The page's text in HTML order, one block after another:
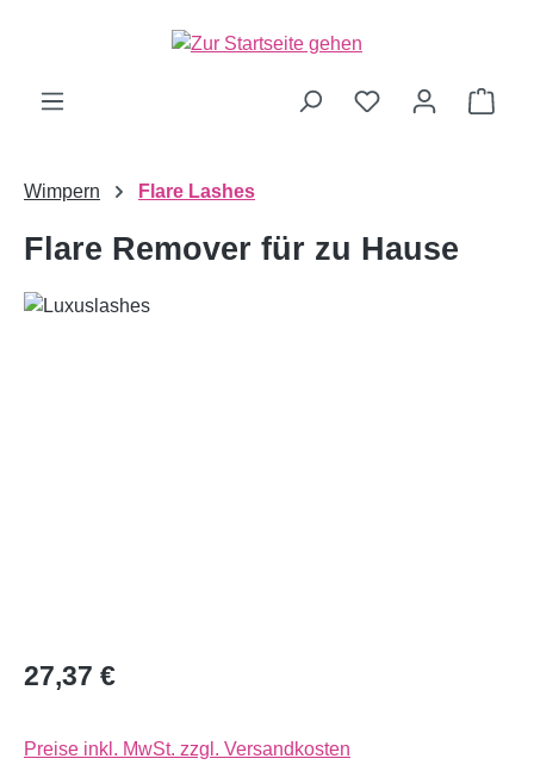
Wimpern Flare Lashes
Flare Remover für zu Hause
27,37 €
Preise inkl. MwSt. zzgl. Versandkosten